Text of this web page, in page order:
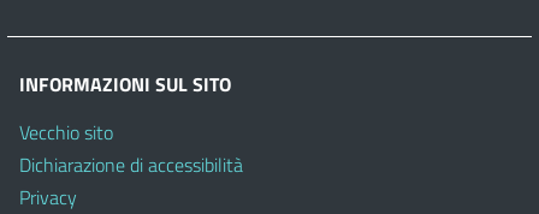
INFORMAZIONI SUL SITO
Vecchio sito
Dichiarazione di accessibilità
Privacy